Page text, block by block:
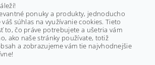
4x4
4x4 Hunter Edition
4x4
ponuky a produkty, jednoducho
súhlas na využívanie cookies. Tieto
to, čo práve potrebujete a ušetria vám
ako naše stránky používate, totiž
a zobrazujeme vám tie najvhodnejšie